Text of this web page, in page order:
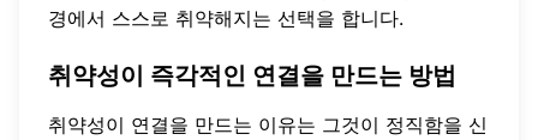
경에서 스스로 취약해지는 선택을 합니다.
취약성이 즉각적인 연결을 만드는 방법
취약성이 연결을 만드는 이유는 그것이 정직함을 신